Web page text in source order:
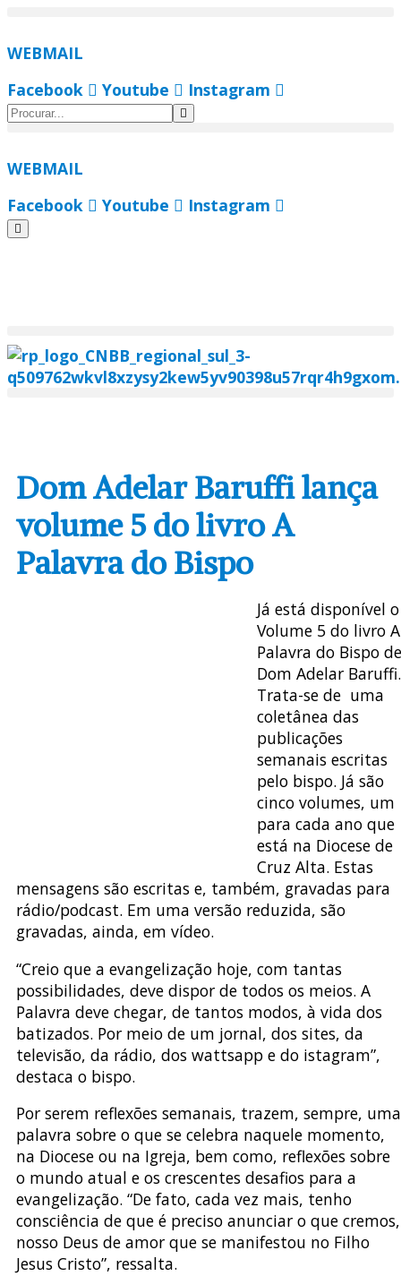
o
conteúdo
WEBMAIL
Facebook
Youtube Instagram
WEBMAIL
Facebook
Youtube Instagram
Dom Adelar Baruffi lança
volume 5 do livro A
Palavra do Bispo
Já está disponível o
Volume 5 do livro A
Palavra do Bispo de
Dom Adelar Baruffi.
Trata-se de uma
coletânea das
publicações
semanais escritas
pelo bispo. Já são
cinco volumes, um
para cada ano que
está na Diocese de
Cruz Alta. Estas
mensagens são escritas e, também, gravadas para
rádio/podcast. Em uma versão reduzida, são
gravadas, ainda, em vídeo.
“Creio que a evangelização hoje, com tantas
possibilidades, deve dispor de todos os meios. A
Palavra deve chegar, de tantos modos, à vida dos
batizados. Por meio de um jornal, dos sites, da
televisão, da rádio, dos wattsapp e do istagram”,
destaca o bispo.
Por serem reflexões semanais, trazem, sempre, uma
palavra sobre o que se celebra naquele momento,
na Diocese ou na Igreja, bem como, reflexões sobre
o mundo atual e os crescentes desafios para a
evangelização. “De fato, cada vez mais, tenho
consciência de que é preciso anunciar o que cremos,
nosso Deus de amor que se manifestou no Filho
Jesus Cristo”, ressalta.